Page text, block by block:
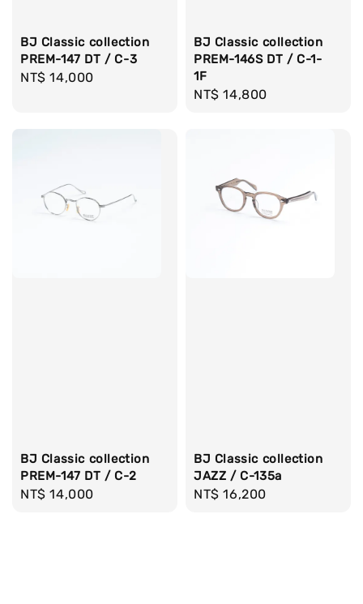
BJ Classic collection
PREM-147 DT / C-3
Regular
NT$ 14,000
BJ Classic collection
PREM-146S DT / C-1-
1F
Regular
NT$ 14,800
BJ Classic collection
PREM-147 DT / C-2
Regular
NT$ 14,000
BJ Classic collection
JAZZ / C-135a
Regular
NT$ 16,200